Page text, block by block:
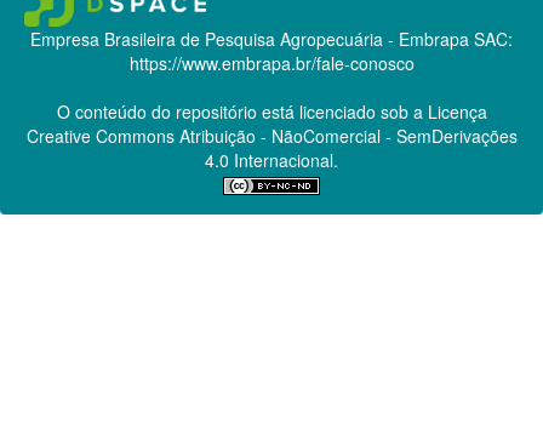
Empresa Brasileira de Pesquisa Agropecuária - Embrapa SAC:
https://www.embrapa.br/fale-conosco
O conteúdo do repositório está licenciado sob a Licença
Creative CommonsAtribuição - NãoComercial - SemDerivações
4.0 Internacional.